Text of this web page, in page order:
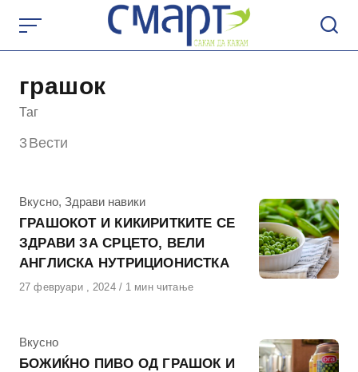
content
грашок
Таг
3Вести
КАтегорија
Вкусно, Здрави навики
ГРАШОКОТ И КИКИРИТКИТЕ СЕ
ЗДРАВИ ЗА СРЦЕТО, ВЕЛИ
АНГЛИСКА НУТРИЦИОНИСТКА
Објавено
27 февруари , 2024 1 мин читање
КАтегорија
Вкусно
БОЖИЌНО ПИВО ОД ГРАШОК И